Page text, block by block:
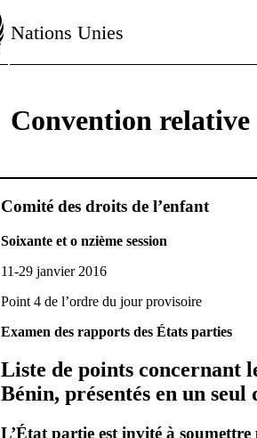
Nations Unies
Convention
Comité des droits de l’enfant
Soixante et o nzième session
11-29 janvier 2016
Point 4 de l’ordre du jour provisoire
Examen des rapports des États parties
Liste de points concernant
Bénin, présentés en un seul
L’État partie est invité à